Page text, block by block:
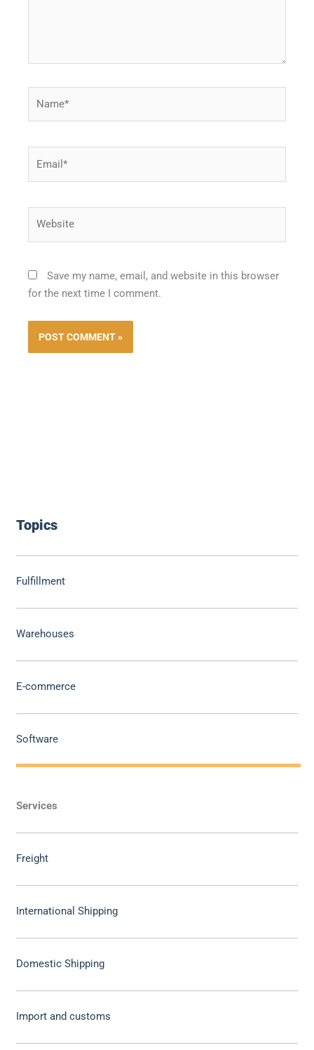
Topics
Fulfillment
Warehouses
E-commerce
Software
Services
Freight
International Shipping
Domestic Shipping
Import and customs
Save my name, email, and website in this browser
for the next time I comment.